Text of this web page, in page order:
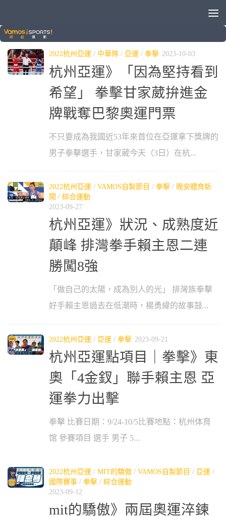
標籤：拳擊
2022杭州亞運 / 中華隊 / 亞運 / 拳擊 2023-10-03
杭州亞運》「因為堅持看到
希望」 拳擊甘家葳拚進金
牌戰奪巴黎奧運門票
不只要成為我國近53年來首位在亞運拿下獎牌的
男子拳擊選手，甘家葳今天（3日）在杭...
2022杭州亞運 / VAMOS自製節目 / 拳擊 / 晚安體育新
聞 / 綜合運動
2023-09-27
杭州亞運》狀況、成熟度近
顛峰 排灣拳手賴主恩二連
勝闖8強
「做自己的太陽，成為別人的光」 排灣族拳擊
好手賴主恩過去在低潮時，楊勇緯的故事鼓...
2022杭州亞運 / 亞運 / 拳擊 2023-09-21
杭州亞運點項目｜拳擊》東
奧「4金釵」聯手賴主恩 亞
運拳力出擊
拳擊 比賽日期：9/24-10/5比賽地點：杭州体育
馆 參賽項目 選手 男子 5...
2022杭州亞運 / MIT的驕傲 / VAMOS自製節目 / 亞運 /
國際賽事 / 拳擊 / 綜合運動
2023-09-12
mit的驕傲》兩屆奧運淬鍊